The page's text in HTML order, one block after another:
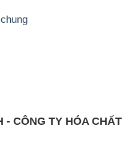
- CÔNG TY HÓA CHẤT